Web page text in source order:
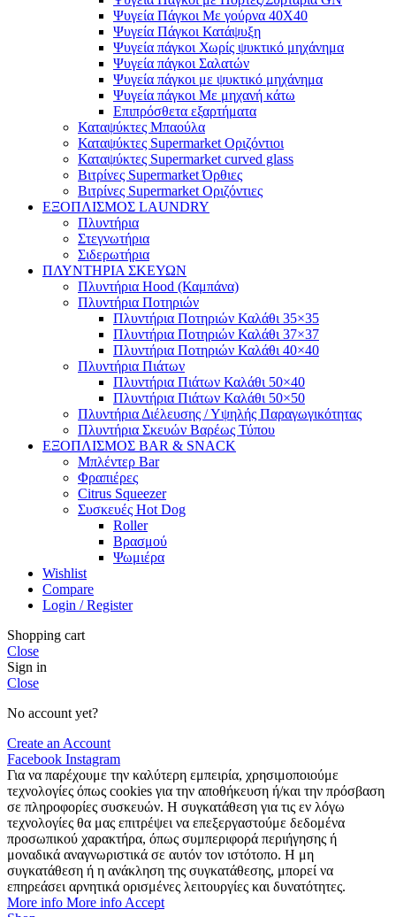
Ψυγεία Πάγκοι Με γούρνα 40Χ40
Ψυγεία Πάγκοι Κατάψυξη
Ψυγεία πάγκοι Χωρίς ψυκτικό μηχάνημα
Ψυγεία πάγκοι Σαλατών
Ψυγεία πάγκοι με ψυκτικό μηχάνημα
Ψυγεία πάγκοι Με μηχανή κάτω
Επιπρόσθετα εξαρτήματα
Καταψύκτες Μπαούλα
Καταψύκτες Supermarket Οριζόντιοι
Καταψύκτες Supermarket curved glass
Βιτρίνες Supermarket Όρθιες
Βιτρίνες Supermarket Οριζόντιες
ΕΞΟΠΛΙΣΜΟΣ LAUNDRY
Πλυντήρια
Στεγνωτήρια
Σιδερωτήρια
ΠΛΥΝΤΗΡΙΑ ΣΚΕΥΩΝ
Πλυντήρια Hood (Καμπάνα)
Πλυντήρια Ποτηριών
Πλυντήρια Ποτηριών Καλάθι 35×35
Πλυντήρια Ποτηριών Καλάθι 37×37
Πλυντήρια Ποτηριών Καλάθι 40×40
Πλυντήρια Πιάτων
Πλυντήρια Πιάτων Καλάθι 50×40
Πλυντήρια Πιάτων Καλάθι 50×50
Πλυντήρια Διέλευσης / Υψηλής Παραγωγικότητας
Πλυντήρια Σκευών Βαρέως Τύπου
ΕΞΟΠΛΙΣΜΟΣ BAR & SNACK
Μπλέντερ Bar
Φραπιέρες
Citrus Squeezer
Συσκευές Hot Dog
Roller
Βρασμού
Ψωμιέρα
Wishlist
Compare
Login / Register
Shopping cart
Close
Sign in
Close
No account yet?
Create an Account
Facebook Instagram
Για να παρέχουμε την καλύτερη εμπειρία, χρησιμοποιούμε
τεχνολογίες όπως cookies για την αποθήκευση ή/και την πρόσβαση
σε πληροφορίες συσκευών. Η συγκατάθεση για τις εν λόγω
τεχνολογίες θα μας επιτρέψει να επεξεργαστούμε δεδομένα
προσωπικού χαρακτήρα, όπως συμπεριφορά περιήγησης ή
μοναδικά αναγνωριστικά σε αυτόν τον ιστότοπο. Η μη
συγκατάθεση ή η ανάκληση της συγκατάθεσης, μπορεί να
επηρεάσει αρνητικά ορισμένες λειτουργίες και δυνατότητες.
More info More info Accept